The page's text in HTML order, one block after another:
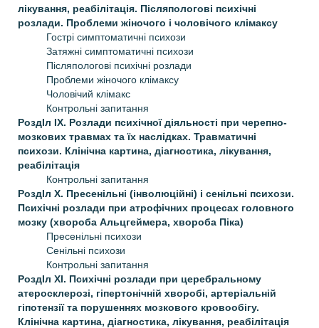
лікування, реабілітація. Післяпологові психічні
розлади. Проблеми жіночого і чоловічого клімаксу
Гострі симптоматичні психози
Затяжні симптоматичні психози
Післяпологові психічні розлади
Проблеми жіночого клімаксу
Чоловічий клімакс
Контрольні запитання
РоздIл IX. Розлади психічної діяльності при черепно­
мозкових травмах та їх наслідках. Травматичні
психози. Клінічна картина, діагностика, лікування,
реабілітація
Контрольні запитання
РоздIл X. Пресенільні (інволюційні) і сенільні психози.
Психічні розлади при атрофічних процесах головного
мозку (хвороба Альцгеймера, хвороба Піка)
Пресенільні психози
Сенільні психози
Контрольні запитання
РоздIл XI. Психічні розлади при церебральному
атеросклерозі, гіпертонічній хворобі, артеріальній
гіпотензії та порушеннях мозкового кровообігу.
Клінічна картина, діагностика, лікування, реабілітація